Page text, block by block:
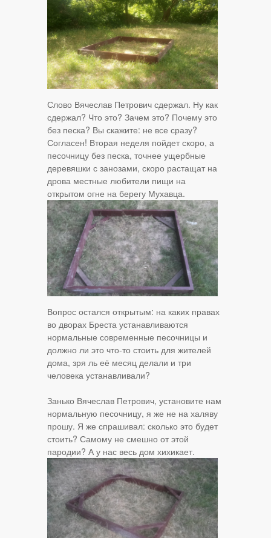
Слово Вячеслав Петрович сдержал. Ну как
сдержал? Что это? Зачем это? Почему это
без песка? Вы скажите: не все сразу?
Согласен! Вторая неделя пойдет скоро, а
песочницу без песка, точнее ущербные
деревяшки с занозами, скоро растащат на
дрова местные любители пищи на
открытом огне на берегу Мухавца.
Вопрос остался открытым: на каких правах
во дворах Бреста устанавливаются
нормальные современные песочницы и
должно ли это что-то стоить для жителей
дома, зря ль её месяц делали и три
человека устанавливали?
Занько Вячеслав Петрович, установите нам
нормальную песочницу, я же не на халяву
прошу. Я же спрашивал: сколько это будет
стоить? Самому не смешно от этой
пародии? А у нас весь дом хихикает.